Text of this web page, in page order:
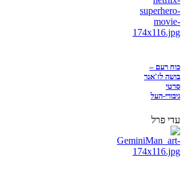
כוח רעם –
בושה לז'אנר
סרטי
גיבורי-העל
עדי פרל